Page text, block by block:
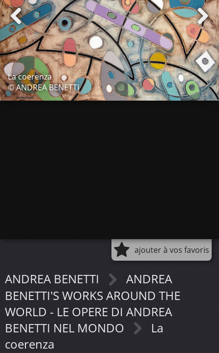
La coerenza
© ANDREA BENETTI
ajouter à vos favoris
ANDREA BENETTI
ANDREA
BENETTI'S WORKS AROUND THE
WORLD - LE OPERE DI ANDREA
BENETTI NEL MONDO
La
coerenza